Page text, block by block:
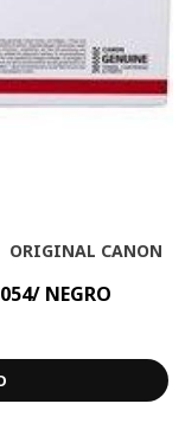
ORIGINAL CANON
NEGRO